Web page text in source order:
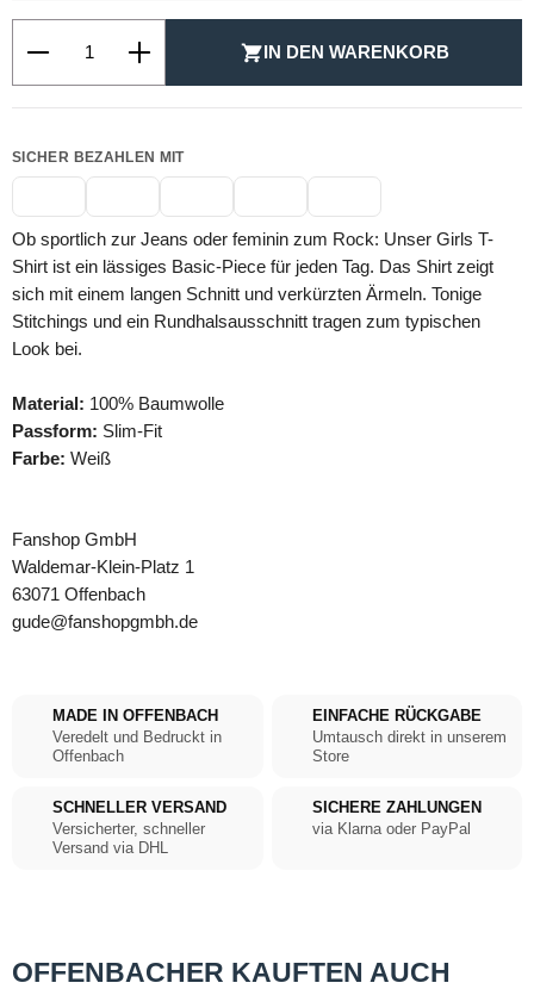
IN DEN WARENKORB
SICHER BEZAHLEN MIT
Ob sportlich zur Jeans oder feminin zum Rock: Unser Girls T-
Shirt ist ein lässiges Basic-Piece für jeden Tag. Das Shirt zeigt
sich mit einem langen Schnitt und verkürzten Ärmeln. Tonige
Stitchings und ein Rundhalsausschnitt tragen zum typischen
Look bei.
Material: 100% Baumwolle
Passform: Slim-Fit
Farbe: Weiß
Fanshop GmbH
Waldemar-Klein-Platz 1
63071 Offenbach
gude@fanshopgmbh.de
MADE IN OFFENBACH
Veredelt und Bedruckt in
Offenbach
EINFACHE RÜCKGABE
Umtausch direkt in unserem
Store
SCHNELLER VERSAND
Versicherter, schneller
Versand via DHL
SICHERE ZAHLUNGEN
via Klarna oder PayPal
OFFENBACHER KAUFTEN AUCH